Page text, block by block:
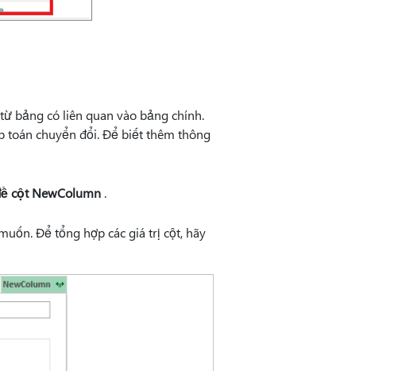
bảng có liên quan vào bảng chính.
toán chuyển đổi. Để biết thêm thông
cột NewColumn.
Để tổng hợp các giá trị cột, hãy